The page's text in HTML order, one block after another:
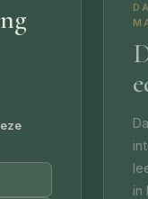
in